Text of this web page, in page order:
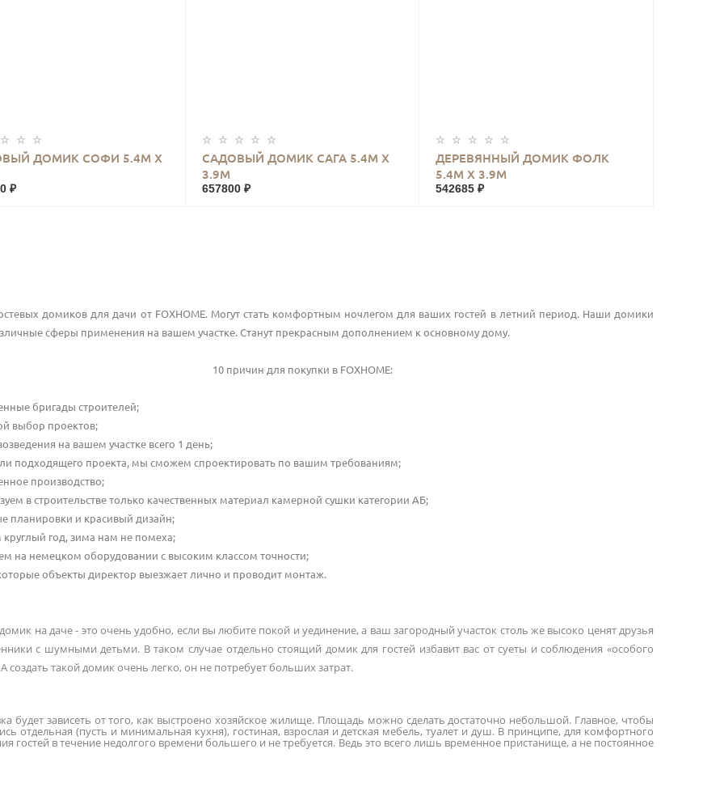
ДОМИК СОФИ 5.4М Х
₽
КУПИТЬ
САДОВЫЙ ДОМИК САГА 5.4М Х
3.9М
657800 ₽
КУПИТЬ
ДЕРЕВЯННЫЙ ДОМИК ФОЛК
5.4М Х 3.9М
542685 ₽
КУПИТЬ
домиков для дачи от FOXHOME. Могут стать комфортным ночлегом для ваших гостей в летний период. Наши домики
сферы применения на вашем участке. Станут прекрасным дополнением к основному дому.
10 причин для покупки в FOXHOME:
бригады строителей;
выбор проектов;
на вашем участке всего 1 день;
подходящего проекта, мы сможем спроектировать по вашим требованиям;
производство;
в строительстве только качественных материал камерной сушки категории АБ;
планировки и красивый дизайн;
год, зима нам не помеха;
на немецком оборудовании с высоким классом точности;
объекты директор выезжает лично и проводит монтаж.
на даче - это очень удобно, если вы любите покой и уединение, а ваш загородный участок столь же высоко ценят друзья
с шумными детьми. В таком случае отдельно стоящий домик для гостей избавит вас от суеты и соблюдения «особого
создать такой домик очень легко, он не потребует больших затрат.
будет зависеть от того, как выстроено хозяйское жилище. Площадь можно сделать достаточно небольшой. Главное, чтобы
отдельная (пусть и минимальная кухня), гостиная, взрослая и детская мебель, туалет и душ. В принципе, для комфортного
гостей в течение недолгого времени большего и не требуется. Ведь это всего лишь временное пристанище, а не постоянное